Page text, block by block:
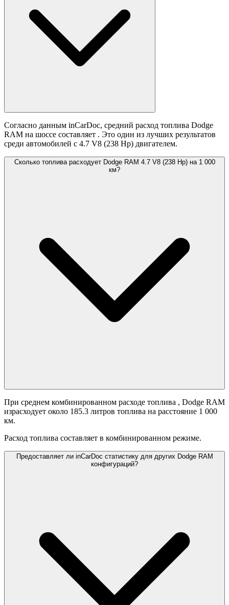
Согласно данным inCarDoc, средний расход топлива Dodge
RAM на шоссе составляет . Это один из лучших результатов
среди автомобилей с 4.7 V8 (238 Hp) двигателем.
Сколько топлива расходует Dodge RAM 4.7 V8 (238 Hp) на 1 000
км?
При среднем комбинированном расходе топлива , Dodge RAM
израсходует около 185.3 литров топлива на расстояние 1 000
км.
Расход топлива составляет в комбинированном режиме.
Предоставляет ли inCarDoc статистику для других Dodge RAM
конфигураций?